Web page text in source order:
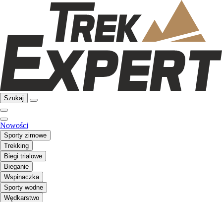
Szukaj
Nowości
Sporty zimowe
Trekking
Biegi trialowe
Bieganie
Wspinaczka
Sporty wodne
Wędkarstwo